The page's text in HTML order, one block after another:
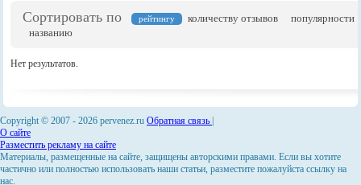
Сортировать по рейтингу количеству отзывов
популярности
названию
Нет результатов.
Copyright © 2007 - 2026 pervenez.ru Обратная связь
О сайте
Разместить рекламу на сайте
Материалы, размещенные на сайте, защищены авторскими правами. Если вы хотите
частично или полностью использовать наши статьи, разместите пожалуйста ссылку на
нас.